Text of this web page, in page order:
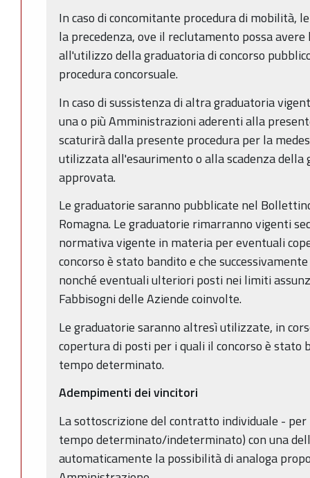
In caso di concomitante procedura di mobilità,
la precedenza, ove il reclutamento possa
all'utilizzo della graduatoria di concorso
procedura concorsuale.
In caso di sussistenza di altra graduatoria
una o più Amministrazioni aderenti alla
scaturirà dalla presente procedura per la
utilizzata all'esaurimento o alla scadenza
approvata.
Le graduatorie saranno pubblicate nel
Romagna. Le graduatorie rimarranno vigenti
normativa vigente in materia per eventuali
concorso è stato bandito e che
nonché eventuali ulteriori posti nei limiti
Fabbisogni delle Aziende coinvolte.
Le graduatorie saranno altresì utilizzate, in
copertura di posti per i quali il concorso è stato
tempo determinato.
Adempimenti dei vincitori
La sottoscrizione del contratto individuale -
tempo determinato/indeterminato) con una
automaticamente la possibilità di analoga